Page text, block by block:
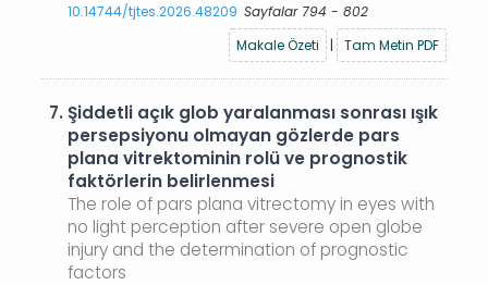
10.14744/tjtes.2026.48209 Sayfalar 794 - 802
Makale Özeti
| Tam Metin PDF
7.Şiddetli açık glob yaralanması sonrası ışık
persepsiyonu olmayan gözlerde pars
plana vitrektominin rolü ve prognostik
faktörlerin belirlenmesi
The role of pars plana vitrectomy in eyes with
no light perception after severe open globe
injury and the determination of prognostic
factors